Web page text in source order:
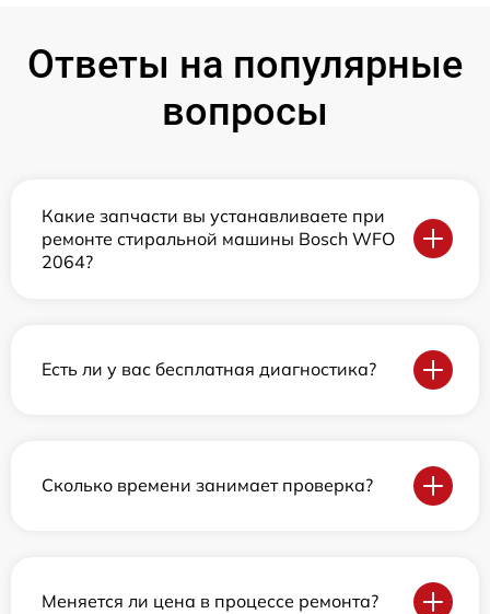
Ответы на популярные
вопросы
Какие запчасти вы устанавливаете при
ремонте стиральной машины Bosch WFO
2064?
Есть ли у вас бесплатная диагностика?
Сколько времени занимает проверка?
Меняется ли цена в процессе ремонта?